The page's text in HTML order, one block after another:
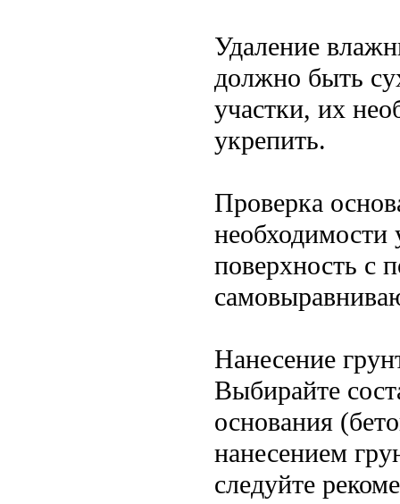
Удаление
должно быть
участки, их
укрепить.
Проверка
поверхность с
Нанесение
Выбирайте
основания
нанесением
следуйте